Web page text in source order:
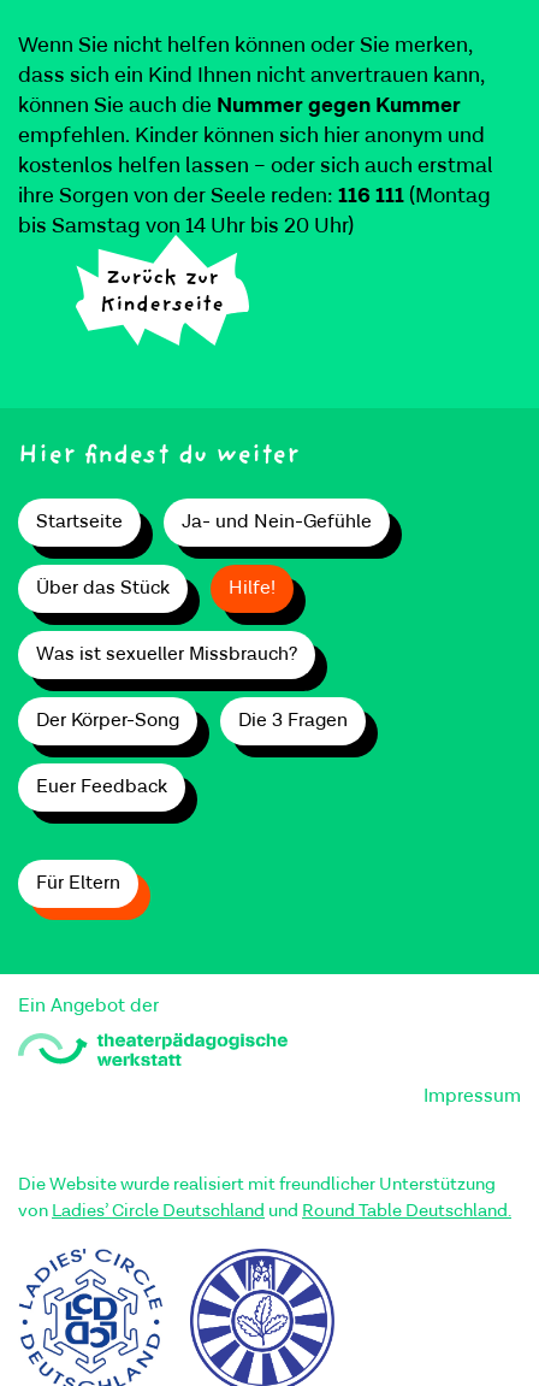
Wenn Sie nicht helfen kön­nen oder Sie merken,
dass sich ein Kind Ihnen nicht anver­trauen kann,
kön­nen Sie auch die Num­mer gegen Kum­mer
empfehlen. Kinder kön­nen sich hier anonym und
kosten­los helfen lassen – oder sich auch erst­mal
ihre Sor­gen von der Seele reden: 116 111 (Mon­tag
bis Sam­stag von 14 Uhr bis 20 Uhr)
Zurück zur
Kinderseite
Hier findest du weiter
Startseite Ja- und Nein-Gefühle
Über das Stück Hilfe!
Was ist sexueller Missbrauch?
Der Körper-Song Die 3 Fragen
Euer Feedback
Für Eltern
Ein Angebot der
Impressum
Die Website wurde realisiert mit freundlicher Unterstützung
von Ladies’ Circle Deutschland und Round Table Deutschland.